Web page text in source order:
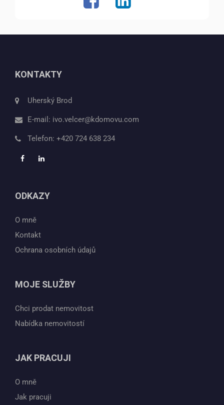
KONTAKTY
Uherský Brod
E-mail: ivo.velcer@kdomovu.com
Telefon: +420 724 638 234
ODKAZY
O mně
Kontakt
Ochrana osobních údajů
MOJE SLUŽBY
Chci prodat nemovitost
Nabídka nemovitostí
JAK PRACUJI
O mně
Jak pracuji